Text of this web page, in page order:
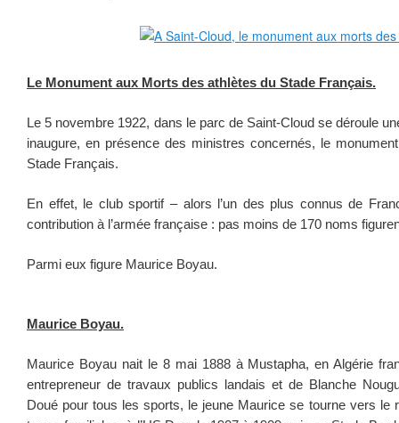
Le Monument aux Morts des athlètes du Stade Français.
Le 5 novembre 1922, dans le parc de Saint-Cloud se déroule
inaugure, en présence des ministres concernés, le
Stade Français.
En effet, le club sportif – alors l’un des plus connus de
contribution à l’armée française : pas moins de 170 noms
Parmi eux figure Maurice Boyau.
Maurice Boyau.
Maurice Boyau nait le 8 mai 1888 à Mustapha, en Algérie
entrepreneur de travaux publics landais et de Blanche
Doué pour tous les sports, le jeune Maurice se tourne vers le